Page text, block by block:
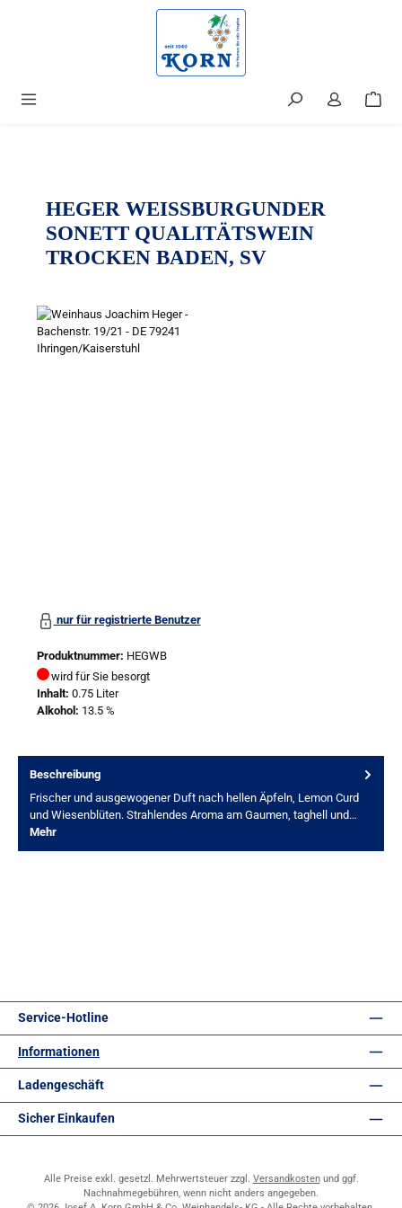
HEGER WEISSBURGUNDER S
ONETT QUALITÄTSWEIN T
ROCKEN BADEN, SV
nur für registrierte Benutzer
Produktnummer: HEGWB
wird für Sie besorgt
Inhalt: 0.75 Liter
Alkohol: 13.5 %
Beschreibung
Frischer und ausgewogener Duft nach hellen Äpfeln, Lemon Curd
und Wiesenblüten. Strahlendes Aroma am Gaumen, taghell und…
Mehr
Service-Hotline
Informationen
Ladengeschäft
Sicher Einkaufen
Alle Preise exkl. gesetzl. Mehrwertsteuer zzgl. Versandkostenund ggf.
Nachnahmegebühren, wenn nicht anders angegeben.